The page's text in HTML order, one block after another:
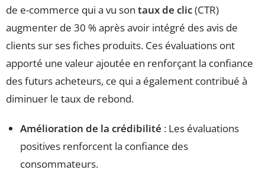
de e-commerce qui a vu son taux de clic(CTR)
augmenter de 30 % après avoir intégré des avis de
clients sur ses fiches produits. Ces évaluations ont
apporté une valeur ajoutée en renforçant la confiance
des futurs acheteurs, ce qui a également contribué à
diminuer le taux de rebond.
Amélioration de la crédibilité : Les évaluations
positives renforcent la confiance des
consommateurs.